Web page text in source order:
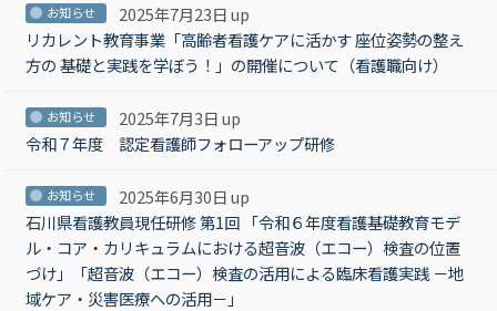
2025年7月23日 up
お知らせ
リカレント教育事業「高齢者看護ケアに活かす 座位姿勢の整え
方の 基礎と実践を学ぼう！」の開催について（看護職向け）
2025年7月3日 up
お知らせ
令和７年度 認定看護師フォローアップ研修
2025年6月30日 up
お知らせ
石川県看護教員現任研修 第1回 「令和６年度看護基礎教育モデ
ル・コア・カリキュラムにおける超音波（エコー）検査の位置
づけ」「超音波（エコー）検査の活用による臨床看護実践 －地
域ケア・災害医療への活用－」